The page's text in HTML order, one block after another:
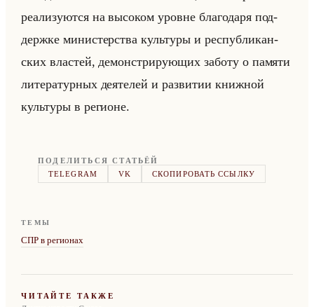
ре­али­зу­ют­ся на вы­со­ком уровне бла­го­да­ря под­
держ­ке ми­ни­стер­ства культу­ры и рес­пуб­ли­кан­
ских вла­стей, де­мон­стри­ру­ющих за­бо­ту о па­мя­ти
ли­те­ра­тур­ных де­яте­лей и раз­ви­тии книж­ной
культу­ры в ре­ги­оне.
ПОДЕЛИТЬСЯ СТАТЬЁЙ
TELEGRAM
VK СКОПИРОВАТЬ ССЫЛКУ
ТЕМЫ
СПР в регионах
ЧИТАЙТЕ ТАКЖЕ